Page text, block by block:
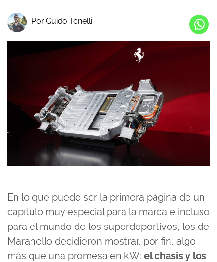
Por Guido Tonelli
En lo que puede ser la primera página de un
capítulo muy especial para la marca e incluso
para el mundo de los superdeportivos, los de
Maranello decidieron mostrar, por fin, algo
más que una promesa en kW: el chasis y los